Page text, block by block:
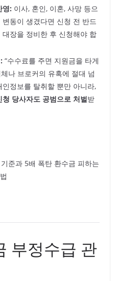
영: 이사, 혼인, 이혼, 사망 등으
동이 생겼다면 신청 전 반드
장을 정비한 후 신청해야 합
“수수료를 주면 지원금을 타게
나 브로커의 유혹에 절대 넘
정보를 탈취할 뿐만 아니라,
청 당사자도 공범으로 처벌받
부정수급 관